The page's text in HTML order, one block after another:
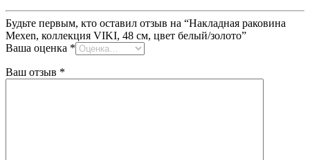
Будьте первым, кто оставил отзыв на “Накладная раковина
Mexen, коллекция VIKI, 48 см, цвет белый/золото”
Ваша оценка *
Ваш отзыв *